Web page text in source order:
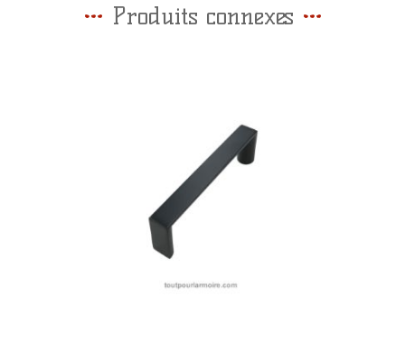
Produits connexes